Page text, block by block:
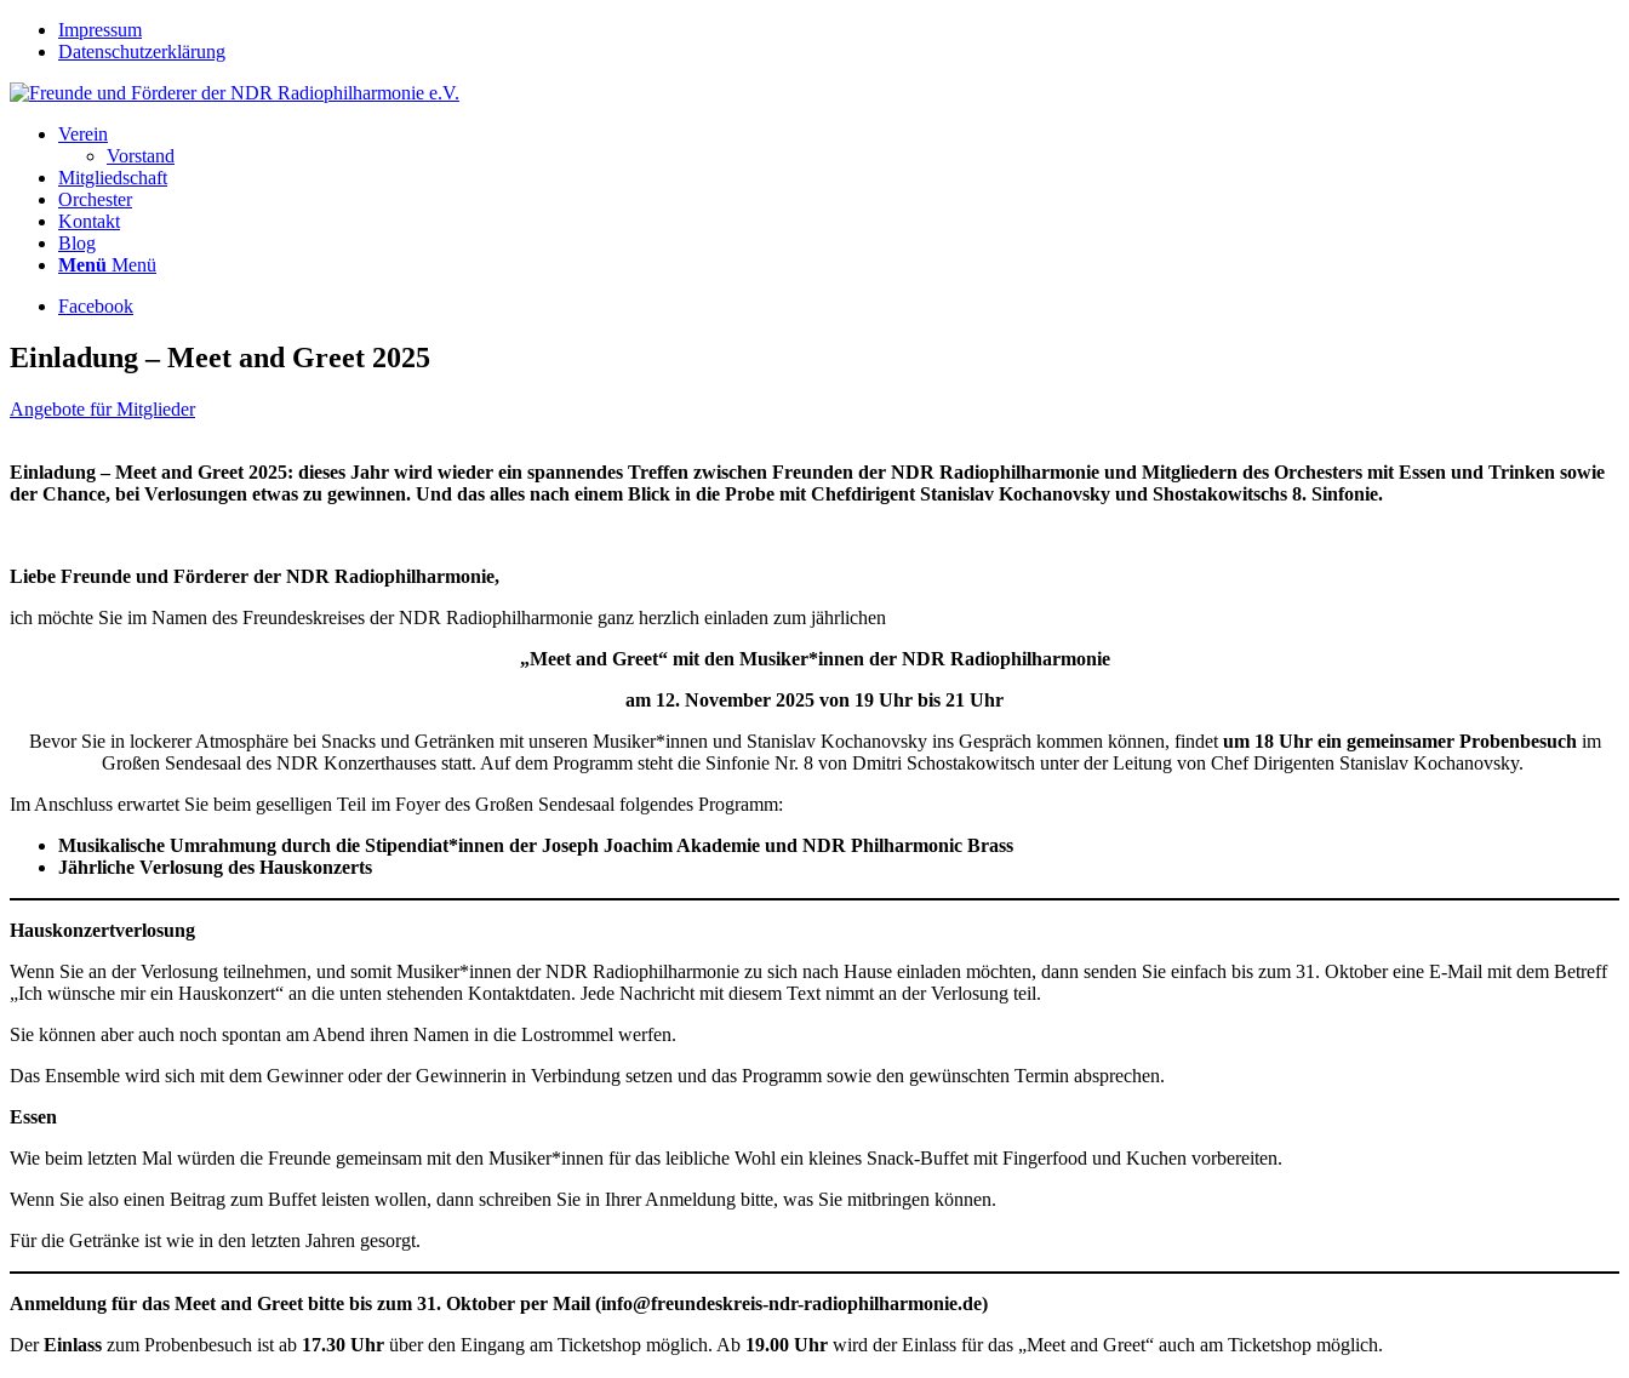
Impressum
Datenschutzerklärung
Verein
Vorstand
Mitgliedschaft
Orchester
Kontakt
Blog
Menü Menü
Facebook
Einladung – Meet and Greet 2025
Angebote für Mitglieder
Einladung – Meet and Greet 2025: dieses Jahr wird wieder ein spannendes Treffen zwischen Freunden der NDR Radiophilharmonie und Mitgliedern des Orchesters mit Essen und Trinken sowie
der Chance, bei Verlosungen etwas zu gewinnen. Und das alles nach einem Blick in die Probe mit Chefdirigent Stanislav Kochanovsky und Shostakowitschs 8. Sinfonie.
Liebe Freunde und Förderer der NDR Radiophilharmonie,
ich möchte Sie im Namen des Freundeskreises der NDR Radiophilharmonie ganz herzlich einladen zum jährlichen
„Meet and Greet“ mit den Musiker*innen der NDR Radiophilharmonie
am 12. November 2025 von 19 Uhr bis 21 Uhr
Bevor Sie in lockerer Atmosphäre bei Snacks und Getränken mit unseren Musiker*innen und Stanislav Kochanovsky ins Gespräch kommen können, findet um 18 Uhr ein gemeinsamer Probenbesuch im
Großen Sendesaal des NDR Konzerthauses statt. Auf dem Programm steht die Sinfonie Nr. 8 von Dmitri Schostakowitsch unter der Leitung von Chef Dirigenten Stanislav Kochanovsky.
Im Anschluss erwartet Sie beim geselligen Teil im Foyer des Großen Sendesaal folgendes Programm:
Musikalische Umrahmung durch die Stipendiat*innen der Joseph Joachim Akademie und NDR Philharmonic Brass
Jährliche Verlosung des Hauskonzerts
Hauskonzertverlosung
Wenn Sie an der Verlosung teilnehmen, und somit Musiker*innen der NDR Radiophilharmonie zu sich nach Hause einladen möchten, dann senden Sie einfach bis zum 31. Oktober eine E-Mail mit dem Betreff
„Ich wünsche mir ein Hauskonzert“ an die unten stehenden Kontaktdaten. Jede Nachricht mit diesem Text nimmt an der Verlosung teil.
Sie können aber auch noch spontan am Abend ihren Namen in die Lostrommel werfen.
Das Ensemble wird sich mit dem Gewinner oder der Gewinnerin in Verbindung setzen und das Programm sowie den gewünschten Termin absprechen.
Essen
Wie beim letzten Mal würden die Freunde gemeinsam mit den Musiker*innen für das leibliche Wohl ein kleines Snack-Buffet mit Fingerfood und Kuchen vorbereiten.
Wenn Sie also einen Beitrag zum Buffet leisten wollen, dann schreiben Sie in Ihrer Anmeldung bitte, was Sie mitbringen können.
Für die Getränke ist wie in den letzten Jahren gesorgt.
Anmeldung für das Meet and Greet bitte bis zum 31. Oktober per Mail (info@freundeskreis-ndr-radiophilharmonie.de)
DerEinlass zum Probenbesuch ist ab 17.30 Uhr über den Eingang am Ticketshop möglich. Ab 19.00 Uhr wird der Einlass für das „Meet and Greet“ auch am Ticketshop möglich.